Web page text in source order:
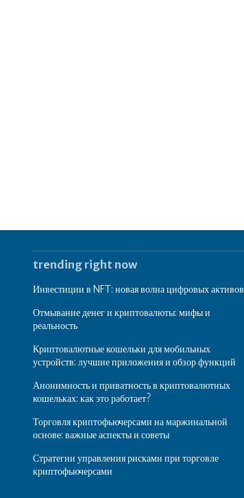
trending right now
Инвестиции в NFT: новая волна цифровых активов
Отмывание денег и криптовалюты: мифы и
реальность
Криптовалютные кошельки для мобильных
устройств: лучшие приложения и обзор функций
Анонимность и приватность в криптовалютных
кошельках: как это работает?
Торговля криптофьючерсами на маржинальной
основе: важные аспекты и советы
Стратегии управления рисками при торговле
криптофьючерсами